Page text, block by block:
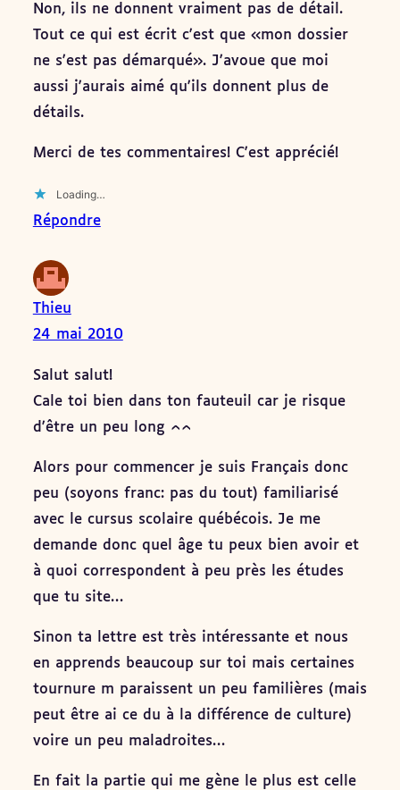
Non, ils ne donnent vraiment pas de détail.
Tout ce qui est écrit c'est que «mon dossier
ne s'est pas démarqué». J'avoue que moi
aussi j'aurais aimé qu'ils donnent plus de
détails.
Merci de tes commentaires! C'est apprécié!
Loading…
Répondre
Thieu
24 mai 2010
Salut salut!
Cale toi bien dans ton fauteuil car je risque
d'être un peu long ^^
Alors pour commencer je suis Français donc
peu (soyons franc: pas du tout) familiarisé
avec le cursus scolaire québécois. Je me
demande donc quel âge tu peux bien avoir et
à quoi correspondent à peu près les études
que tu site…
Sinon ta lettre est très intéressante et nous
en apprends beaucoup sur toi mais certaines
tournure m paraissent un peu familières (mais
peut être ai ce du à la différence de culture)
voire un peu maladroites…
En fait la partie qui me gène le plus est celle